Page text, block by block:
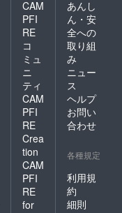
CAM
PFI
RE
コ
ミュ
ニ
ティ
CAM
PFI
RE
Crea
tion
CAM
PFI
RE
for
あんし
ん・安
全への
取り組
み
ニュー
ス
ヘルプ
お問い
合わせ
各種規定
利用規
約
細則